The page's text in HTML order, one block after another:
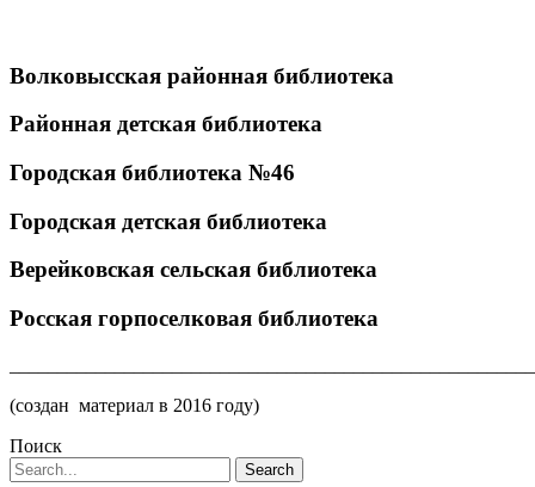
Волковысская районная библиотека
Районная детская библиотека
Городская библиотека №46
Городская детская библиотека
Верейковская сельская библиотека
Росская горпоселковая библиотека
(создан материал в 2016 году)
Поиск